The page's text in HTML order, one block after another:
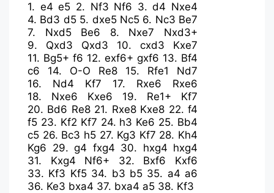
1. e4 e5 2. Nf3 Nf6 3.d4 Nxe4
4. Bd3 d5 5. dxe5 Nc5 6. Nc3 Be7
7. Nxd5 Be6 8. Nxe7
Nxd3+
9. Qxd3 Qxd3 10. cxd3
Kxe7
11. Bg5+ f6 12. exf6+ gxf6 13. Bf4
c6
14. O-O Re8 15. Rfe1
Nd7
16. Nd4 Kf7 17. Rxe6
Rxe6
18. Nxe6 Kxe6 19. Re1+
Kf7
20. Bd6 Re8 21. Rxe8 Kxe8 22.f4
f5 23. Kf2 Kf7 24. h3 Ke6 25. Bb4
c5 26. Bc3 h5 27. Kg3 Kf7 28. Kh4
Kg6 29. g4 fxg4 30. hxg4 hxg4
31. Kxg4 Nf6+ 32. Bxf6
Kxf6
33. Kf3 Kf5 34. b3 b5 35. a4 a6
36. Ke3 bxa4 37. bxa4 a5 38. Kf3